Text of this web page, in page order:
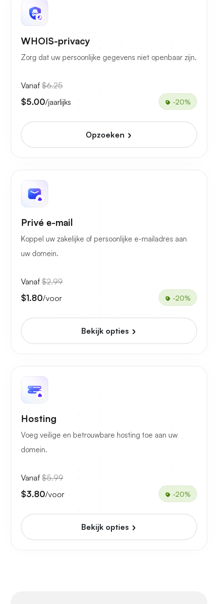
WHOIS-privacy
Zorg dat uw persoonlijke gegevens niet openbaar zijn.
Vanaf $6.25
$5.00/jaarlijks -20%
Opzoeken
Privé e-mail
Koppel uw zakelijke of persoonlijke e-mailadres aan
uw domein.
Vanaf $2.99
$1.80/voor -20%
Bekijk opties
Hosting
Voeg veilige en betrouwbare hosting toe aan uw
domein.
Vanaf $5.99
$3.80/voor -20%
Bekijk opties